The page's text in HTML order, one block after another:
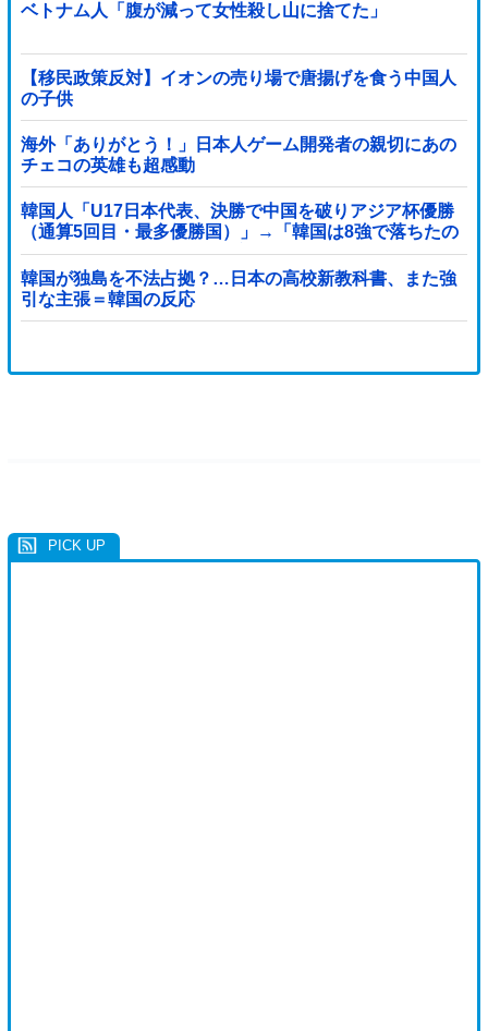
ベトナム人「腹が減って女性殺し山に捨てた」
【移民政策反対】イオンの売り場で唐揚げを食う中国人
の子供
海外「ありがとう！」日本人ゲーム開発者の親切にあの
チェコの英雄も超感動
韓国人「U17日本代表、決勝で中国を破りアジア杯優勝
（通算5回目・最多優勝国）」→「韓国は8強で落ちたの
に・・・もう越えられない壁になってしまったね」「韓
国は監督の問題が大きい」「日本はもうどんなに精神勝
利したところで超えられない壁である」
韓国が独島を不法占拠？…日本の高校新教科書、また強
引な主張＝韓国の反応